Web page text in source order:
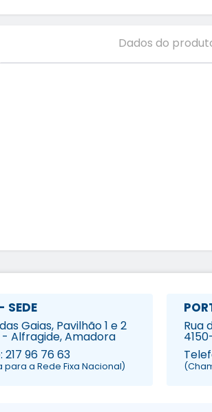
Dados do
SEDE
Gaias, Pavilhão 1 e 2
- Alfragide, Amadora
217 96 76 63
a Rede Fixa Nacional)
Rua